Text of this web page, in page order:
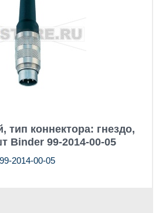
тип коннектора: гнездо,
Binder 99-2014-00-05
2014-00-05